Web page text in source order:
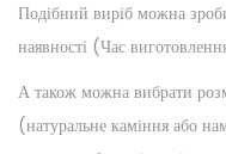
Подібний виріб можна
наявності (Час
А також можна вибрати
(натуральне каміння або